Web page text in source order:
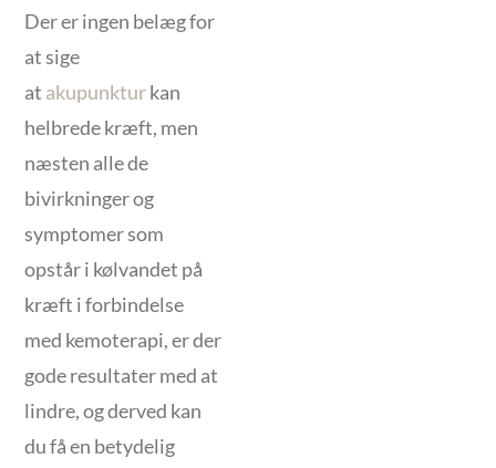
Der er ingen belæg for
at sige
at akupunkturkan
helbrede kræft, men
næsten alle de
bivirkninger og
symptomer som
opstår i kølvandet på
kræft i forbindelse
med kemoterapi, er der
gode resultater med at
lindre, og derved kan
du få en betydelig